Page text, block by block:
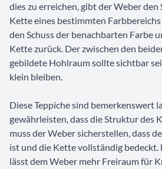
dies zu erreichen, gibt der Weber den
Kette eines bestimmten
den Schuss der benachbarten Farbe
Kette zurück. Der zwischen den
gebildete Hohlraum sollte sichtbar
klein bleiben.
Diese Teppiche sind bemerkenswert
gewährleisten, dass die Struktur des
muss der Weber sicherstellen, dass
ist und die Kette vollständig
lässt dem Weber mehr Freiraum für